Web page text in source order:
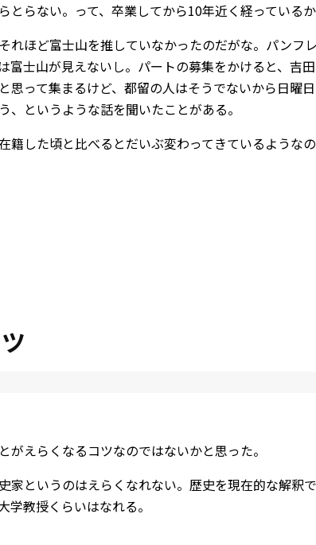
とらない。って、卒業してから10年近く経っているか
れほど富士山を推していなかったのだがな。パンフ
富士山が見えないし。パートの募集をかけると、吉
思って集まるけど、都留の人はそうでないから日曜
、というような話を聞いたことがある。
籍した頃と比べるとだいぶ変わってきているような
がえらくなるコツなのではないかと思った。
家というのはえらくなれない。歴史を現在的な解釈
学教授くらいはなれる。